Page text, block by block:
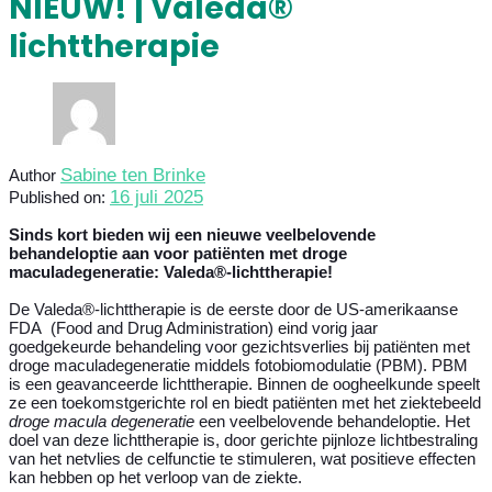
lichttherapie
Author Sabine ten Brinke
Published on: 16 juli 2025
Sinds kort bieden wij een nieuwe veelbelovende
behandeloptie aan voor patiënten met droge
maculadegeneratie: Valeda®-lichttherapie!
De Valeda®-lichttherapie is de eerste door de US-amerikaanse
FDA (Food and Drug Administration) eind vorig jaar
goedgekeurde behandeling voor gezichtsverlies bij patiënten met
droge maculadegeneratie middels fotobiomodulatie (PBM). PBM
is een geavanceerde lichttherapie. Binnen de oogheelkunde speelt
ze een toekomstgerichte rol en biedt patiënten met het ziektebeeld
droge macula degeneratie een veelbelovende behandeloptie. Het
doel van deze lichttherapie is, door gerichte pijnloze lichtbestraling
van het netvlies de celfunctie te stimuleren, wat positieve effecten
kan hebben op het verloop van de ziekte.